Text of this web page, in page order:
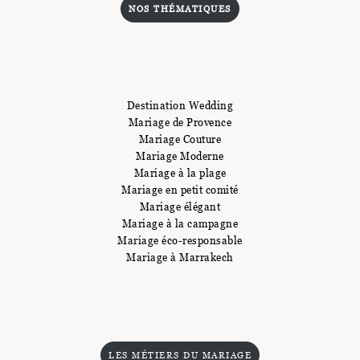
NOS THÉMATIQUES
Destination Wedding
Mariage de Provence
Mariage Couture
Mariage Moderne
Mariage à la plage
Mariage en petit comité
Mariage élégant
Mariage à la campagne
Mariage éco-responsable
Mariage à Marrakech
LES MÉTIERS DU MARIAGE